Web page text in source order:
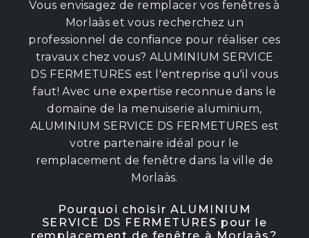
Vous envisagez de remplacer vos fenêtres à
Morlaàs et vous recherchez un
professionnel de confiance pour réaliser ces
travaux chez vous? ALUMINIUM SERVICE
DS FERMETURES est l'entreprise qu'il vous
faut! Avec une expertise reconnue dans le
domaine de la menuiserie aluminium,
ALUMINIUM SERVICE DS FERMETURES est
votre partenaire idéal pour le
remplacement de fenêtre dans la ville de
Morlaàs.
Pourquoi choisir ALUMINIUM
SERVICE DS FERMETURES pour le